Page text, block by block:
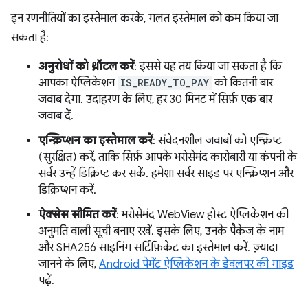
इन रणनीतियों का इस्तेमाल करके, गलत इस्तेमाल को कम किया जा
सकता है:
अनुरोधों को थ्रॉटल करें: इससे यह तय किया जा सकता है कि
आपका ऐप्लिकेशन IS_READY_TO_PAY को कितनी बार
जवाब देगा. उदाहरण के लिए, हर 30 मिनट में सिर्फ़ एक बार
जवाब दें.
एन्क्रिप्शन का इस्तेमाल करें: संवेदनशील जवाबों को एन्क्रिप्ट
(सुरक्षित) करें, ताकि सिर्फ़ आपके भरोसेमंद कारोबारी या कंपनी के
सर्वर उन्हें डिक्रिप्ट कर सकें. हमेशा सर्वर साइड पर एन्क्रिप्शन और
डिक्रिप्शन करें.
ऐक्सेस सीमित करें: भरोसेमंद WebView होस्ट ऐप्लिकेशन की
अनुमति वाली सूची बनाए रखें. इसके लिए, उनके पैकेज के नाम
और SHA256 साइनिंग सर्टिफ़िकेट का इस्तेमाल करें. ज़्यादा
जानने के लिए, Android पेमेंट ऐप्लिकेशन के डेवलपर की गाइड
पढ़ें.